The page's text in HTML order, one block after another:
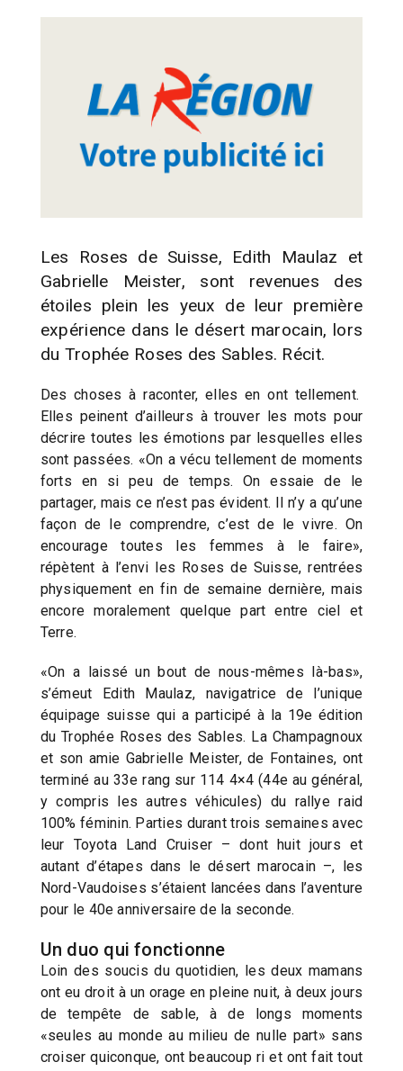
Les Roses de Suisse, Edith Maulaz et
Gabrielle Meister, sont revenues des
étoiles plein les yeux de leur première
expérience dans le désert marocain, lors
du Trophée Roses des Sables. Récit.
Des choses à raconter, elles en ont tellement.
Elles peinent d’ailleurs à trouver les mots pour
décrire toutes les émotions par lesquelles elles
sont passées. «On a vécu tellement de moments
forts en si peu de temps. On essaie de le
partager, mais ce n’est pas évident. Il n’y a qu’une
façon de le comprendre, c’est de le vivre. On
encourage toutes les femmes à le faire»,
répètent à l’envi les Roses de Suisse, rentrées
physiquement en fin de semaine dernière, mais
encore moralement quelque part entre ciel et
Terre.
«On a laissé un bout de nous-mêmes là-bas»,
s’émeut Edith Maulaz, navigatrice de l’unique
équipage suisse qui a participé à la 19e édition
du Trophée Roses des Sables. La Champagnoux
et son amie Gabrielle Meister, de Fontaines, ont
terminé au 33e rang sur 114 4×4 (44e au général,
y compris les autres véhicules) du rallye raid
100% féminin. Parties durant trois semaines avec
leur Toyota Land Cruiser – dont huit jours et
autant d’étapes dans le désert marocain –, les
Nord-Vaudoises s’étaient lancées dans l’aventure
pour le 40e anniversaire de la seconde.
Un duo qui fonctionne
Loin des soucis du quotidien, les deux mamans
ont eu droit à un orage en pleine nuit, à deux jours
de tempête de sable, à de longs moments
«seules au monde au milieu de nulle part» sans
croiser quiconque, ont beaucoup ri et ont fait tout